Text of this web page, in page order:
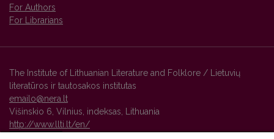
For Authors
For Librarians
The Institute of Lithuanian Literature and Folklore / Lietuvių
literatūros ir tautosakos institutas
emailo@nera.lt
Višinskio 6, Vilnius, indeksas, Lithuania
http://www.llti.lt/en/